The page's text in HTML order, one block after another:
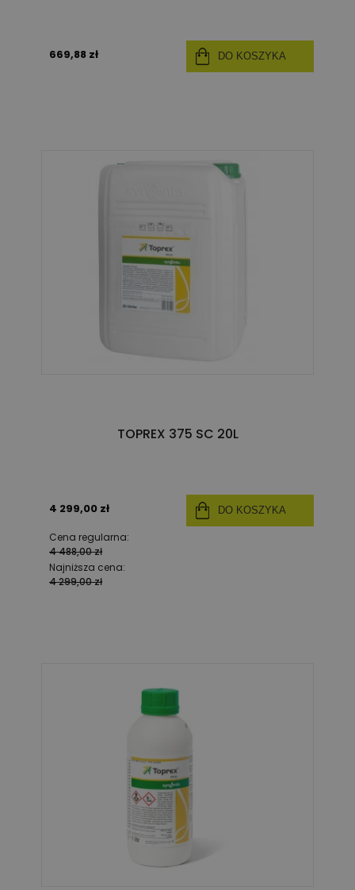
669,88 zł DO KOSZYKA
TOPREX 375 SC 20L
4 299,00 zł
Cena regularna:
4 488,00 zł
Najniższa cena:
4 299,00 zł
DO KOSZYKA